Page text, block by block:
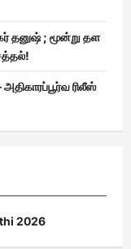
தனுஷ் ; மூன்று தள
ரிலீஸ்
2026